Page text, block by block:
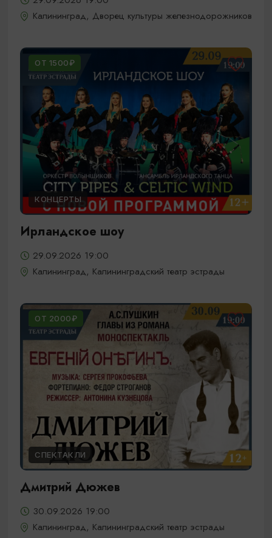
Калининград, Дворец культуры железнодорожников
ОТ 1500₽
КОНЦЕРТЫ
Ирландское шоу
29.09.2026 19:00
Калининград, Калининградский театр эстрады
ОТ 2000₽
СПЕКТАКЛИ
Дмитрий Дюжев
30.09.2026 19:00
Калининград, Калининградский театр эстрады